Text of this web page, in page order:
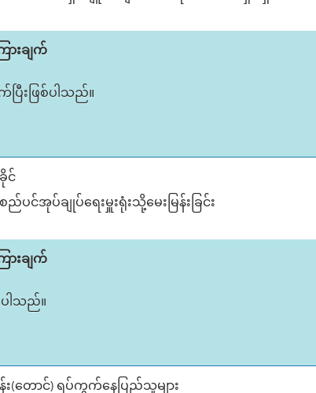
ားချက်
ပြီးဖြစ်ပါသည်။
င်
စည်ပင်အုပ်ချုပ်ရေးမှူးရုံးသို့မေးမြန်းခြင်း
ားချက်
ပါသည်။
(တောင်) ရပ်ကွက်နေပြည်သူများ